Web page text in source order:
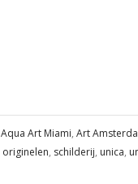
Aqua Art Miami, Art
originelen, schilderij, unica,